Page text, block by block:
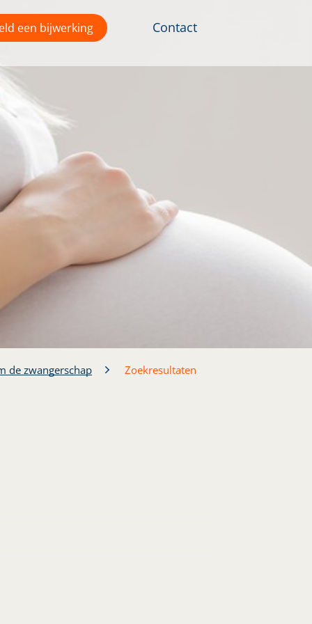
een bijwerking Contact
de zwangerschap Zoekresultaten